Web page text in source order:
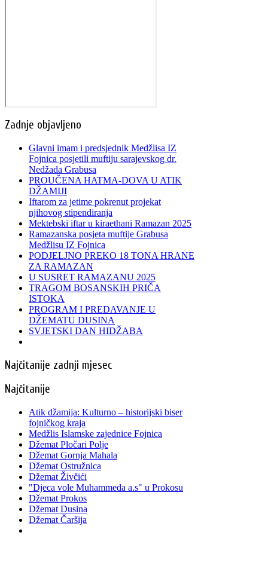
Zadnje objavljeno
Glavni imam i predsjednik Medžlisa IZ
Fojnica posjetili muftiju sarajevskog dr.
Nedžada Grabusa
PROUČENA HATMA-DOVA U ATIK
DŽAMIJI
Iftarom za jetime pokrenut projekat
njihovog stipendiranja
Mektebski iftar u kiraethani Ramazan 2025
Ramazanska posjeta muftije Grabusa
Medžlisu IZ Fojnica
PODJELJNO PREKO 18 TONA HRANE
ZA RAMAZAN
U SUSRET RAMAZANU 2025
TRAGOM BOSANSKIH PRIČA
ISTOKA
PROGRAM I PREDAVANJE U
DŽEMATU DUSINA
SVJETSKI DAN HIDŽABA
Najčitanije zadnji mjesec
Najčitanije
Atik džamija: Kulturno – historijski biser
fojničkog kraja
Medžlis Islamske zajednice Fojnica
Džemat Pločari Polje
Džemat Gornja Mahala
Džemat Ostružnica
Džemat Živčići
"Djeca vole Muhammeda a.s" u Prokosu
Džemat Prokos
Džemat Dusina
Džemat Čaršija